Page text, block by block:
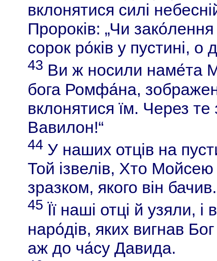
вклонятися силі
Пророків: „Чи
сорок ро́ків у пустині, о
43 Ви ж носили наме́та
бога Ромфа́на,
вклонятися їм. Через
Вавилон!“
44 У наших отців на
Той ізвелів, Хто
зразком, якого він бачив.
45 Її наші отці й узяли,
наро́дів, яких вигнав
аж до ча́су Давида.